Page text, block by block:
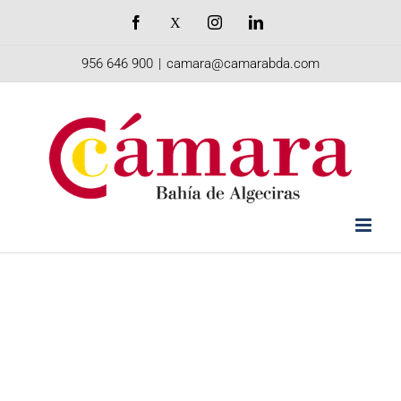
Facebook InstagramLinkedIn
956 646 900 | camara@camarabda.com